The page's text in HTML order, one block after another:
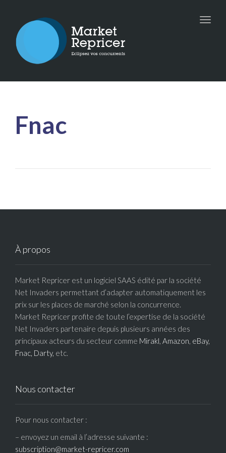
Toggle
Fnac
À propos
Market Repricer est un logiciel SAAS édité par la société
Net Invaders permettant d’adapter automatiquement les
prix sur les places de marché selon la concurrence.
Market Repricer profite de toute l’expertise de la société
Net Invaders partenaire depuis plusieurs années des
principaux acteurs du secteur comme Mirakl Amazon eBay,
Fnac, Darty, etc.
Nous contacter
Pour nous contacter :
– envoyez un email à l’adresse suivante :
subscription@market-repricer.com